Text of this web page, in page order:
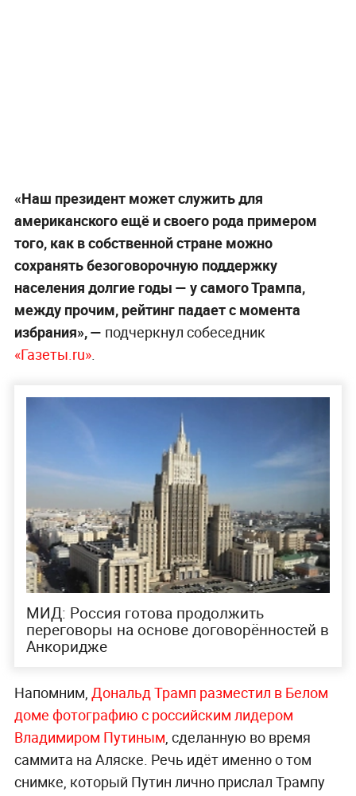
«Наш президент может служить для
американского ещё и своего рода примером
того, как в собственной стране можно
сохранять безоговорочную поддержку
населения долгие годы — у самого Трампа,
между прочим, рейтинг падает с момента
избрания», — подчеркнул собеседник
«Газеты.ru».
МИД: Россия готова продолжить
переговоры на основе договорённостей в
Анкоридже
Напомним, Дональд Трамп разместил в Белом
доме фотографию с российским лидером
Владимиром Путиным, сделанную во время
саммита на Аляске. Речь идёт именно о том
снимке, который Путин лично прислал Трампу